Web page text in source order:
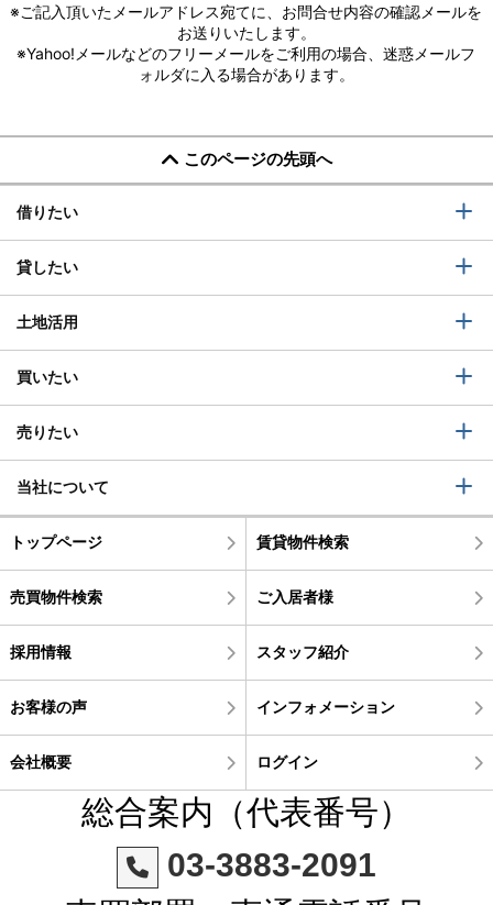
※ご記入頂いたメールアドレス宛てに、お問合せ内容の確認メールを
お送りいたします。
※Yahoo!メールなどのフリーメールをご利用の場合、迷惑メールフ
ォルダに入る場合があります。
このページの先頭へ
借りたい
貸したい
土地活用
買いたい
売りたい
当社について
トップページ 賃貸物件検索
売買物件検索 ご入居者様
採用情報 スタッフ紹介
お客様の声 インフォメーション
会社概要 ログイン
総合案内（代表番号）
03-3883-2091